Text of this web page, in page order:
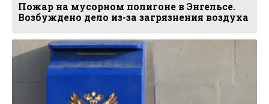
Пожар на мусорном полигоне в Энгельсе.
Возбуждено дело из-за загрязнения воздуха